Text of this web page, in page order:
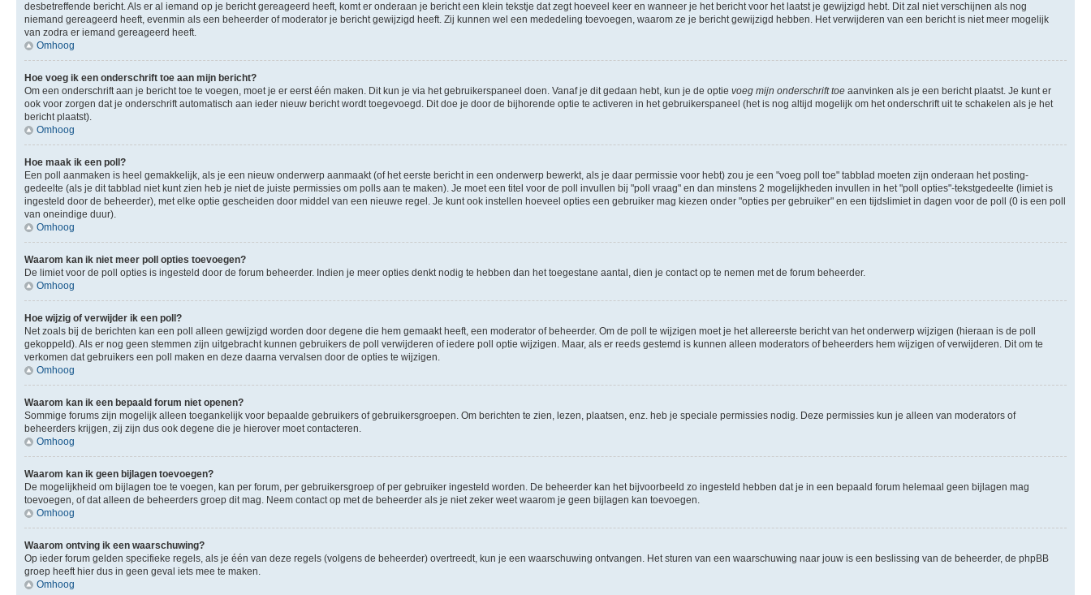
desbetreffende bericht. Als er al iemand op je bericht gereageerd heeft, komt er onderaan je bericht een klein tekstje dat zegt hoeveel keer en wanneer je het bericht voor het laatst je gewijzigd hebt. Dit zal niet verschijnen als nog
niemand gereageerd heeft, evenmin als een beheerder of moderator je bericht gewijzigd heeft. Zij kunnen wel een mededeling toevoegen, waarom ze je bericht gewijzigd hebben. Het verwijderen van een bericht is niet meer mogelijk
van zodra er iemand gereageerd heeft.
Omhoog
Hoe voeg ik een onderschrift toe aan mijn bericht?
Om een onderschrift aan je bericht toe te voegen, moet je er eerst één maken. Dit kun je via het gebruikerspaneel doen. Vanaf je dit gedaan hebt, kun je de optie voeg mijn onderschrift toe aanvinken als je een bericht plaatst. Je kunt er
ook voor zorgen dat je onderschrift automatisch aan ieder nieuw bericht wordt toegevoegd. Dit doe je door de bijhorende optie te activeren in het gebruikerspaneel (het is nog altijd mogelijk om het onderschrift uit te schakelen als je het
bericht plaatst).
Omhoog
Hoe maak ik een poll?
Een poll aanmaken is heel gemakkelijk, als je een nieuw onderwerp aanmaakt (of het eerste bericht in een onderwerp bewerkt, als je daar permissie voor hebt) zou je een "voeg poll toe" tabblad moeten zijn onderaan het posting-
gedeelte (als je dit tabblad niet kunt zien heb je niet de juiste permissies om polls aan te maken). Je moet een titel voor de poll invullen bij "poll vraag" en dan minstens 2 mogelijkheden invullen in het "poll opties"-tekstgedeelte (limiet is
ingesteld door de beheerder), met elke optie gescheiden door middel van een nieuwe regel. Je kunt ook instellen hoeveel opties een gebruiker mag kiezen onder "opties per gebruiker" en een tijdslimiet in dagen voor de poll (0 is een poll
van oneindige duur).
Omhoog
Waarom kan ik niet meer poll opties toevoegen?
De limiet voor de poll opties is ingesteld door de forum beheerder. Indien je meer opties denkt nodig te hebben dan het toegestane aantal, dien je contact op te nemen met de forum beheerder.
Omhoog
Hoe wijzig of verwijder ik een poll?
Net zoals bij de berichten kan een poll alleen gewijzigd worden door degene die hem gemaakt heeft, een moderator of beheerder. Om de poll te wijzigen moet je het allereerste bericht van het onderwerp wijzigen (hieraan is de poll
gekoppeld). Als er nog geen stemmen zijn uitgebracht kunnen gebruikers de poll verwijderen of iedere poll optie wijzigen. Maar, als er reeds gestemd is kunnen alleen moderators of beheerders hem wijzigen of verwijderen. Dit om te
verkomen dat gebruikers een poll maken en deze daarna vervalsen door de opties te wijzigen.
Omhoog
Waarom kan ik een bepaald forum niet openen?
Sommige forums zijn mogelijk alleen toegankelijk voor bepaalde gebruikers of gebruikersgroepen. Om berichten te zien, lezen, plaatsen, enz. heb je speciale permissies nodig. Deze permissies kun je alleen van moderators of
beheerders krijgen, zij zijn dus ook degene die je hierover moet contacteren.
Omhoog
Waarom kan ik geen bijlagen toevoegen?
De mogelijkheid om bijlagen toe te voegen, kan per forum, per gebruikersgroep of per gebruiker ingesteld worden. De beheerder kan het bijvoorbeeld zo ingesteld hebben dat je in een bepaald forum helemaal geen bijlagen mag
toevoegen, of dat alleen de beheerders groep dit mag. Neem contact op met de beheerder als je niet zeker weet waarom je geen bijlagen kan toevoegen.
Omhoog
Waarom ontving ik een waarschuwing?
Op ieder forum gelden specifieke regels, als je één van deze regels (volgens de beheerder) overtreedt, kun je een waarschuwing ontvangen. Het sturen van een waarschuwing naar jouw is een beslissing van de beheerder, de phpBB
groep heeft hier dus in geen geval iets mee te maken.
Omhoog